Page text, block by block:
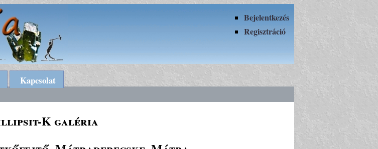
Bejelentkezés
Regisztráció
Kapcsolat
K galéria